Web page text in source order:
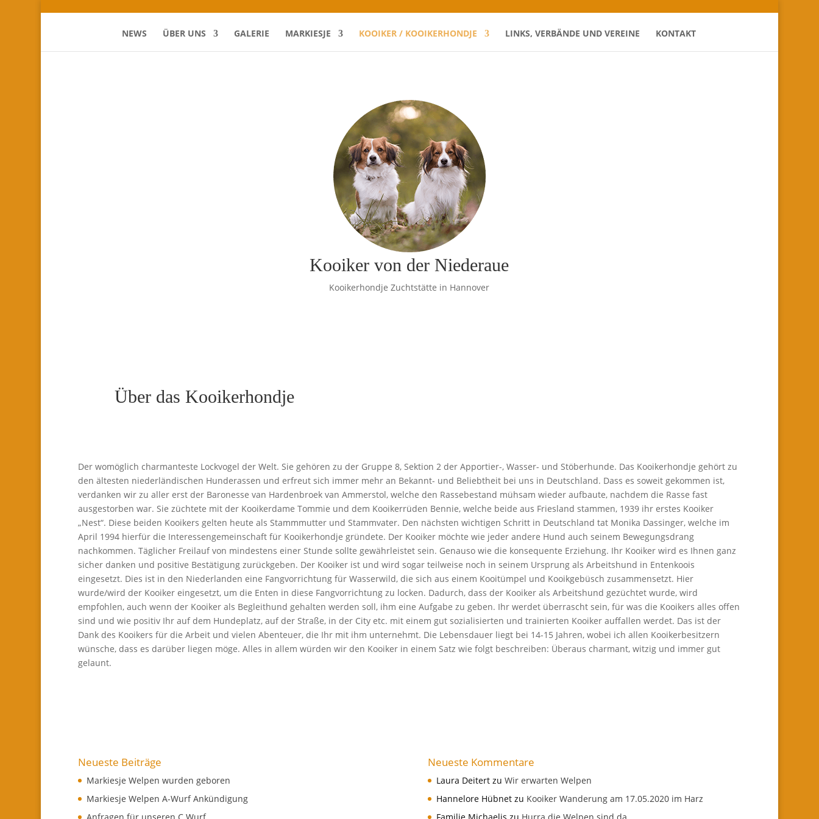
NEWS ÜBER UNS GALERIE MARKIESJE KOOIKER / KOOIKERHONDJE LINKS, VERBÄNDE UND VEREINE KONTAKT
Kooiker von der Niederaue
Kooikerhondje Zuchtstätte in Hannover
Über das Kooikerhondje
Der womöglich charmanteste Lockvogel der Welt. Sie gehören zu der Gruppe 8, Sektion 2 der Apportier-, Wasser- und Stöberhunde. Das Kooikerhondje gehört zu
den ältesten niederländischen Hunderassen und erfreut sich immer mehr an Bekannt- und Beliebtheit bei uns in Deutschland. Dass es soweit gekommen ist,
verdanken wir zu aller erst der Baronesse van Hardenbroek van Ammerstol, welche den Rassebestand mühsam wieder aufbaute, nachdem die Rasse fast
ausgestorben war. Sie züchtete mit der Kooikerdame Tommie und dem Kooikerrüden Bennie, welche beide aus Friesland stammen, 1939 ihr erstes Kooiker
„Nest“. Diese beiden Kooikers gelten heute als Stammmutter und Stammvater. Den nächsten wichtigen Schritt in Deutschland tat Monika Dassinger, welche im
April 1994 hierfür die Interessengemeinschaft für Kooikerhondje gründete. Der Kooiker möchte wie jeder andere Hund auch seinem Bewegungsdrang
nachkommen. Täglicher Freilauf von mindestens einer Stunde sollte gewährleistet sein. Genauso wie die konsequente Erziehung. Ihr Kooiker wird es Ihnen ganz
sicher danken und positive Bestätigung zurückgeben. Der Kooiker ist und wird sogar teilweise noch in seinem Ursprung als Arbeitshund in Entenkoois
eingesetzt. Dies ist in den Niederlanden eine Fangvorrichtung für Wasserwild, die sich aus einem Kooitümpel und Kooikgebüsch zusammensetzt. Hier
wurde/wird der Kooiker eingesetzt, um die Enten in diese Fangvorrichtung zu locken. Dadurch, dass der Kooiker als Arbeitshund gezüchtet wurde, wird
empfohlen, auch wenn der Kooiker als Begleithund gehalten werden soll, ihm eine Aufgabe zu geben. Ihr werdet überrascht sein, für was die Kooikers alles offen
sind und wie positiv Ihr auf dem Hundeplatz, auf der Straße, in der City etc. mit einem gut sozialisierten und trainierten Kooiker auffallen werdet. Das ist der
Dank des Kooikers für die Arbeit und vielen Abenteuer, die Ihr mit ihm unternehmt. Die Lebensdauer liegt bei 14-15 Jahren, wobei ich allen Kooikerbesitzern
wünsche, dass es darüber liegen möge. Alles in allem würden wir den Kooiker in einem Satz wie folgt beschreiben: Überaus charmant, witzig und immer gut
gelaunt.
Neueste Beiträge
Markiesje Welpen wurden geboren
Markiesje Welpen A-Wurf Ankündigung
Neueste Kommentare
Laura Deitertzu Wir erwarten Welpen
Hannelore Hübnetzu Kooiker Wanderung am 17.05.2020 im Harz